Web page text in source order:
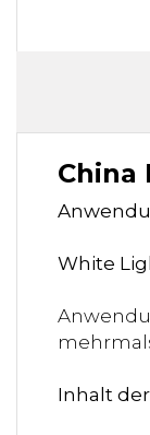
China
White
Inhalt der